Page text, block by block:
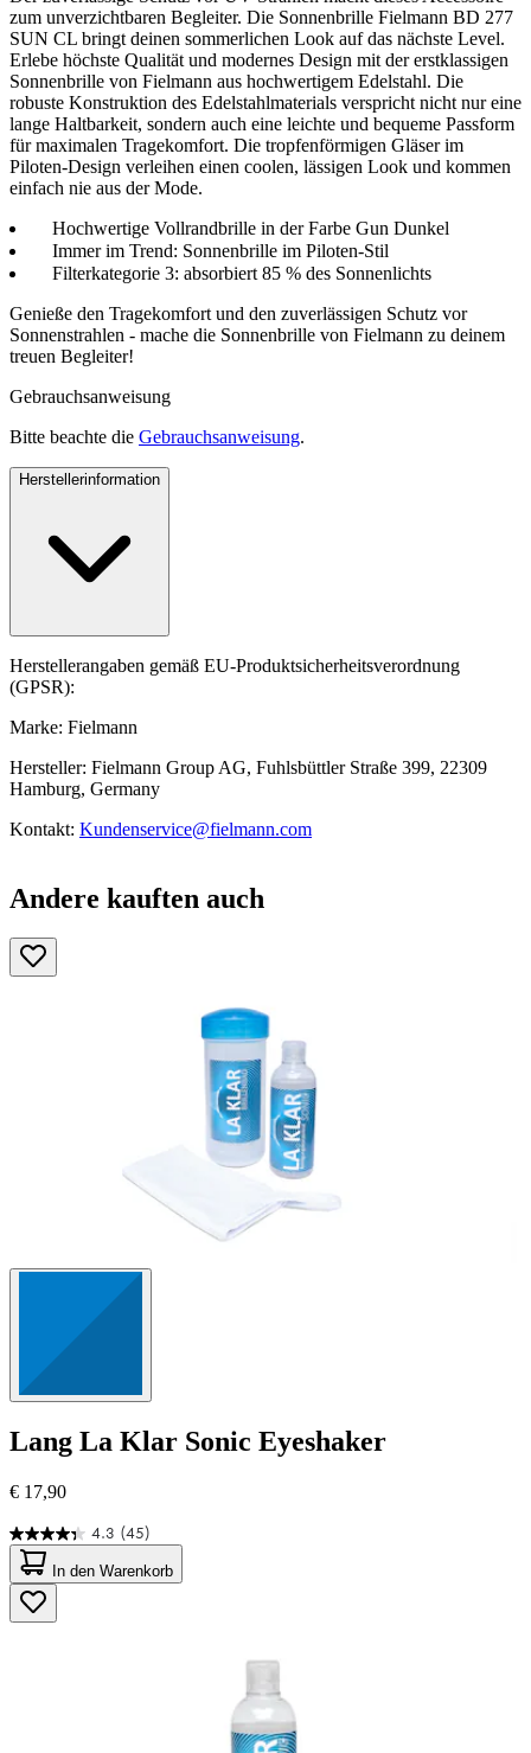
zum unverzichtbaren Begleiter. Die Sonnenbrille Fielmann BD 277
SUN CL bringt deinen sommerlichen Look auf das nächste Level.
Erlebe höchste Qualität und modernes Design mit der erstklassigen
Sonnenbrille von Fielmann aus hochwertigem Edelstahl. Die
robuste Konstruktion des Edelstahlmaterials verspricht nicht nur eine
lange Haltbarkeit, sondern auch eine leichte und bequeme Passform
für maximalen Tragekomfort. Die tropfenförmigen Gläser im
Piloten-Design verleihen einen coolen, lässigen Look und kommen
einfach nie aus der Mode.
Hochwertige Vollrandbrille in der Farbe Gun Dunkel
Immer im Trend: Sonnenbrille im Piloten-Stil
Filterkategorie 3: absorbiert 85 % des Sonnenlichts
Genieße den Tragekomfort und den zuverlässigen Schutz vor
Sonnenstrahlen - mache die Sonnenbrille von Fielmann zu deinem
treuen Begleiter!
Gebrauchsanweisung
Bitte beachte die Gebrauchsanweisung.
Herstellerinformation
Herstellerangaben gemäß EU-Produktsicherheitsverordnung
(GPSR):
Marke: Fielmann
Hersteller: Fielmann Group AG, Fuhlsbüttler Straße 399, 22309
Hamburg, Germany
Kontakt: Kundenservice@fielmann.com
Andere kauften auch
Lang La Klar Sonic Eyeshaker
€ 17,90
4.3 (45)
4.3
von
5
Sternen.
45
In den Warenkorb